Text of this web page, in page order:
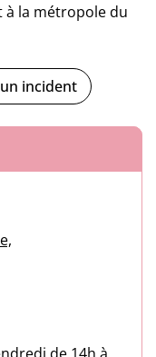
à la métropole du
incident
dans un nouvel
dans un nouvel